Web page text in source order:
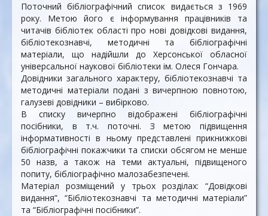
Поточний бібліографічний список видається з 1969
року. Метою його є інформування працівників та
читачів бібліотек області про нові довідкові видання,
бібліотекознавчі, методичні та бібліографічні
матеріали, що надійшли до Херсонської обласної
універсальної наукової бібліотеки ім. Олеся Гончара.
Довідники загального характеру, бібліотекознавчі та
методичні матеріали подані з вичерпною повнотою,
галузеві довідники – вибірково.
В списку вичерпно відображені бібліографічні
посібники, в т.ч. поточні. З метою підвищення
інформативності в ньому представлені прикнижкові
бібліографічні покажчики та списки обсягом не менше
50 назв, а також на теми актуальні, підвищеного
попиту, бібліографічно малозабезпечені.
Матеріал розміщений у трьох розділах: “Довідкові
видання”, “Бібліотекознавчі та методичні матеріали”
та “Бібліографічні посібники”.